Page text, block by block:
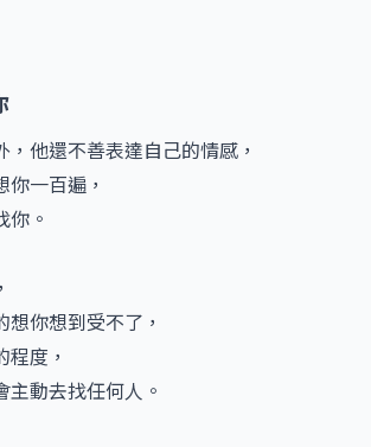
他還不善表達自己的情感，
一百遍，
你。
你想到受不了，
度，
動去找任何人。